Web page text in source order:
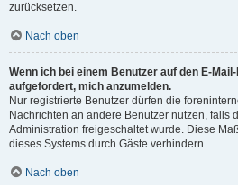
zurücksetzen.
Nach oben
Wenn ich bei einem Benutzer auf den E-
aufgefordert, mich anzumelden.
Nur registrierte Benutzer dürfen die
Nachrichten an andere Benutzer nutzen, falls
Administration freigeschaltet wurde. Diese
dieses Systems durch Gäste verhindern.
Nach oben